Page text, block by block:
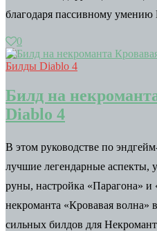
благодаря пассивному
0
Билды Diablo 4
Билд на
Diablo 4
В этом руководстве по
лучшие легендарные аспекты,
руны, настройка «Парагона»
некроманта «Кровавая волна»
сильных билдов для